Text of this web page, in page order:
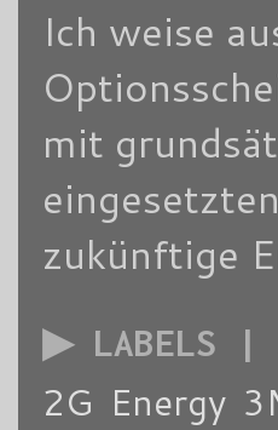
Ich weise
mit
zukünftige
▶ LABELS |
2G Energy